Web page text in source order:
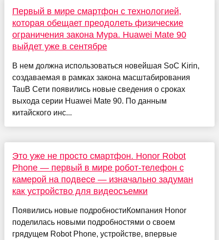
Первый в мире смартфон с технологией,
которая обещает преодолеть физические
ограничения закона Мура. Huawei Mate 90
выйдет уже в сентябре
В нем должна использоваться новейшая SoC Kirin,
создаваемая в рамках закона масштабирования
TauВ Сети появились новые сведения о сроках
выхода серии Huawei Mate 90. По данным
китайского инс...
Это уже не просто смартфон. Honor Robot
Phone — первый в мире робот-телефон с
камерой на подвесе — изначально задуман
как устройство для видеосъемки
Появились новые подробностиКомпания Honor
поделилась новыми подробностями о своем
грядущем Robot Phone, устройстве, впервые